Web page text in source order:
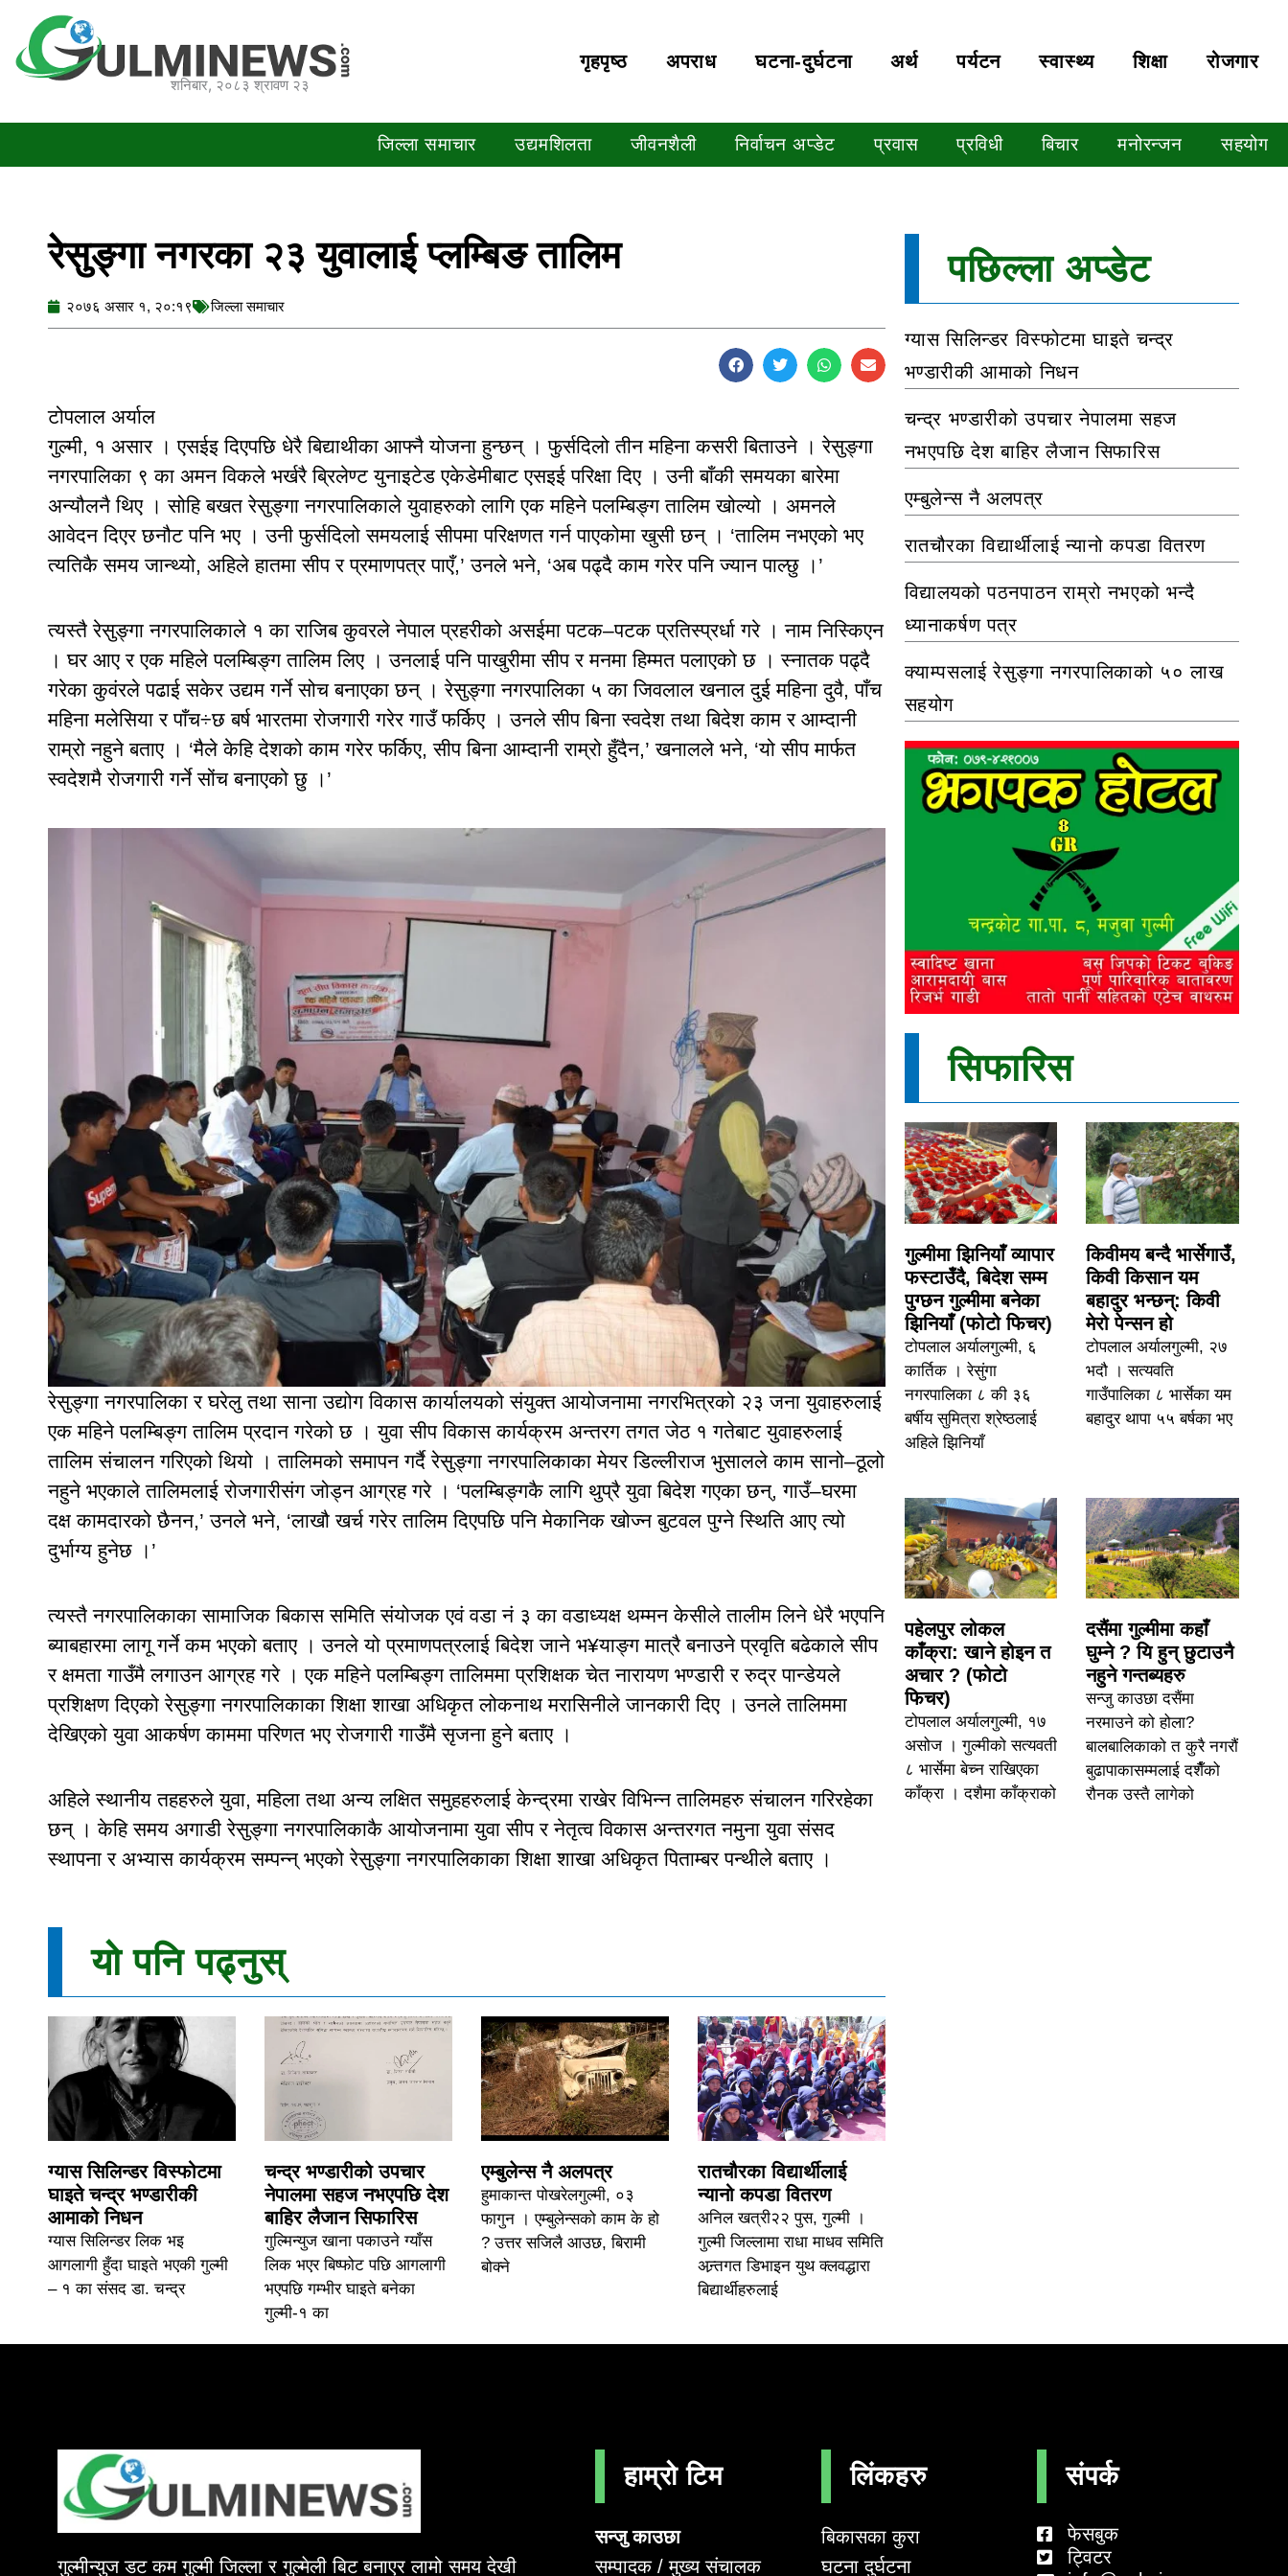
content
शनिबार, २०८३ श्रावण २३
गृहपृष्‍ठ अपराध घटना-दुर्घटना अर्थ पर्यटन स्वास्थ्य शिक्षा रोजगार
जिल्ला समाचार उद्यमशिलता जीवनशैली निर्वाचन अप्डेट प्रवास प्रविधी बिचार मनोरन्जन सहयोग
रेसुङ्गा नगरका २३ युवालाई प्लम्बिङ तालिम
२०७६ असार १, २०:१९ जिल्ला समाचार
टोपलाल अर्याल
गुल्मी, १ असार । एसईइ दिएपछि धेरै बिद्याथीका आफ्नै योजना हुन्छन् । फुर्सदिलो तीन महिना कसरी बिताउने । रेसुङ्गा
नगरपालिका ९ का अमन विकले भर्खरै ब्रिलेण्ट युनाइटेड एकेडेमीबाट एसइई परिक्षा दिए । उनी बाँकी समयका बारेमा
अन्यौलनै थिए । सोहि बखत रेसुङ्गा नगरपालिकाले युवाहरुको लागि एक महिने पलम्बिङ्ग तालिम खोल्यो । अमनले
आवेदन दिएर छनौट पनि भए । उनी फुर्सदिलो समयलाई सीपमा परिक्षणत गर्न पाएकोमा खुसी छन् । ‘तालिम नभएको भए
त्यतिकै समय जान्थ्यो, अहिले हातमा सीप र प्रमाणपत्र पाएँ,’ उनले भने, ‘अब पढ्दै काम गरेर पनि ज्यान पाल्छु ।’
त्यस्तै रेसुङ्गा नगरपालिकाले १ का राजिब कुवरले नेपाल प्रहरीको असईमा पटक–पटक प्रतिस्प्रर्धा गरे । नाम निस्किएन
। घर आए र एक महिले पलम्बिङ्ग तालिम लिए । उनलाई पनि पाखुरीमा सीप र मनमा हिम्मत पलाएको छ । स्नातक पढ्दै
गरेका कुवंरले पढाई सकेर उद्यम गर्ने सोच बनाएका छन् । रेसुङ्गा नगरपालिका ५ का जिवलाल खनाल दुई महिना दुवै, पाँच
महिना मलेसिया र पाँच÷छ बर्ष भारतमा रोजगारी गरेर गाउँ फर्किए । उनले सीप बिना स्वदेश तथा बिदेश काम र आम्दानी
राम्रो नहुने बताए । ‘मैले केहि देशको काम गरेर फर्किए, सीप बिना आम्दानी राम्रो हुँदैन,’ खनालले भने, ‘यो सीप मार्फत
स्वदेशमै रोजगारी गर्ने सोंच बनाएको छु ।’
रेसुङ्गा नगरपालिका र घरेलु तथा साना उद्योग विकास कार्यालयको संयुक्त आयोजनामा नगरभित्रको २३ जना युवाहरुलाई
एक महिने पलम्बिङ्ग तालिम प्रदान गरेको छ । युवा सीप विकास कार्यक्रम अन्तरग तगत जेठ १ गतेबाट युवाहरुलाई
तालिम संचालन गरिएको थियो । तालिमको समापन गर्दै रेसुङ्गा नगरपालिकाका मेयर डिल्लीराज भुसालले काम सानो–ठूलो
नहुने भएकाले तालिमलाई रोजगारीसंग जोड्न आग्रह गरे । ‘पलम्बिङ्गकै लागि थुप्रै युवा बिदेश गएका छन्, गाउँ–घरमा
दक्ष कामदारको छैनन,’ उनले भने, ‘लाखौ खर्च गरेर तालिम दिएपछि पनि मेकानिक खोज्न बुटवल पुग्ने स्थिति आए त्यो
दुर्भाग्य हुनेछ ।’
त्यस्तै नगरपालिकाका सामाजिक बिकास समिति संयोजक एवं वडा नं ३ का वडाध्यक्ष थम्मन केसीले तालीम लिने धेरै भएपनि
ब्याबहारमा लागू गर्ने कम भएको बताए । उनले यो प्रमाणपत्रलाई बिदेश जाने भ¥याङ्ग मात्रै बनाउने प्रवृति बढेकाले सीप
र क्षमता गाउँमै लगाउन आग्रह गरे । एक महिने पलम्बिङ्ग तालिममा प्रशिक्षक चेत नारायण भण्डारी र रुद्र पान्डेयले
प्रशिक्षण दिएको रेसुङ्गा नगरपालिकाका शिक्षा शाखा अधिकृत लोकनाथ मरासिनीले जानकारी दिए । उनले तालिममा
देखिएको युवा आकर्षण काममा परिणत भए रोजगारी गाउँमै सृजना हुने बताए ।
अहिले स्थानीय तहहरुले युवा, महिला तथा अन्य लक्षित समुहहरुलाई केन्द्रमा राखेर विभिन्न तालिमहरु संचालन गरिरहेका
छन् । केहि समय अगाडी रेसुङ्गा नगरपालिकाकै आयोजनामा युवा सीप र नेतृत्व विकास अन्तरगत नमुना युवा संसद
स्थापना र अभ्यास कार्यक्रम सम्पन्न् भएको रेसुङ्गा नगरपालिकाका शिक्षा शाखा अधिकृत पिताम्बर पन्थीले बताए ।
यो पनि पढ्नुस्
ग्यास सिलिन्डर विस्फोटमा
घाइते चन्द्र भण्डारीकी
आमाको निधन
ग्यास सिलिन्डर लिक भइ
आगलागी हुँदा घाइते भएकी गुल्मी
– १ का संसद डा. चन्द्र
चन्द्र भण्डारीको उपचार
नेपालमा सहज नभएपछि देश
बाहिर लैजान सिफारिस
गुल्मिन्युज खाना पकाउने ग्याँस
लिक भएर बिष्फोट पछि आगलागी
भएपछि गम्भीर घाइते बनेका
गुल्मी-१ का
एम्बुलेन्स नै अलपत्र
हुमाकान्त पोखरेलगुल्मी, ०३
फागुन । एम्बुलेन्सको काम के हो
? उत्तर सजिलै आउछ, बिरामी
बोक्ने
रातचौरका विद्यार्थीलाई
न्यानो कपडा वितरण
अनिल खत्री२२ पुस, गुल्मी ।
गुल्मी जिल्लामा राधा माधव समिति
अन्र्तगत डिभाइन युथ क्लवद्धारा
बिद्यार्थीहरुलाई
पछिल्ला अप्डेट
ग्यास सिलिन्डर विस्फोटमा घाइते चन्द्र
भण्डारीकी आमाको निधन
चन्द्र भण्डारीको उपचार नेपालमा सहज
नभएपछि देश बाहिर लैजान सिफारिस
एम्बुलेन्स नै अलपत्र
रातचौरका विद्यार्थीलाई न्यानो कपडा वितरण
विद्यालयको पठनपाठन राम्रो नभएको भन्दै
ध्यानाकर्षण पत्र
क्याम्पसलाई रेसुङ्गा नगरपालिकाको ५० लाख
सहयोग
सिफारिस
गुल्मीमा झिनियाँ व्यापार
फस्टाउँदै, बिदेश सम्म
पुग्छन गुल्मीमा बनेका
झिनियाँ (फोटो फिचर)
टोपलाल अर्यालगुल्मी, ६
कार्तिक । रेसुंगा
नगरपालिका ८ की ३६
बर्षीय सुमित्रा श्रेष्ठलाई
अहिले झिनियाँ
किवीमय बन्दै भार्सेगाउँ,
किवी किसान यम
बहादुर भन्छन्: किवी
मेरो पेन्सन हो
टोपलाल अर्यालगुल्मी, २७
भदौ । सत्यवति
गाउँपालिका ८ भार्सेका यम
बहादुर थापा ५५ बर्षका भए
पहेलपुर लोकल
काँक्रा: खाने होइन त
अचार ? (फोटो
फिचर)
टोपलाल अर्यालगुल्मी, १७
असोज । गुल्मीको सत्यवती
८ भार्सेमा बेच्न राखिएका
काँक्रा । दशैमा काँक्राको
दसैंमा गुल्मीमा कहाँ
घुम्ने ? यि हुन् छुटाउनै
नहुने गन्तब्यहरु
सन्जु काउछा दसैंमा
नरमाउने को होला?
बालबालिकाको त कुरै नगरौं
बुढापाकासम्मलाई दशैँको
रौनक उस्तै लागेको
गुल्मीन्युज डट कम गुल्मी जिल्ला र गुल्मेली बिट बनाएर लामो समय देखी
हाम्रो टिम
सन्जु काउछा
सम्पादक / मुख्य संचालक
लिंकहरु
बिकासका कुरा
घटना दुर्घटना
संपर्क
फेसबुक
ट्विटर